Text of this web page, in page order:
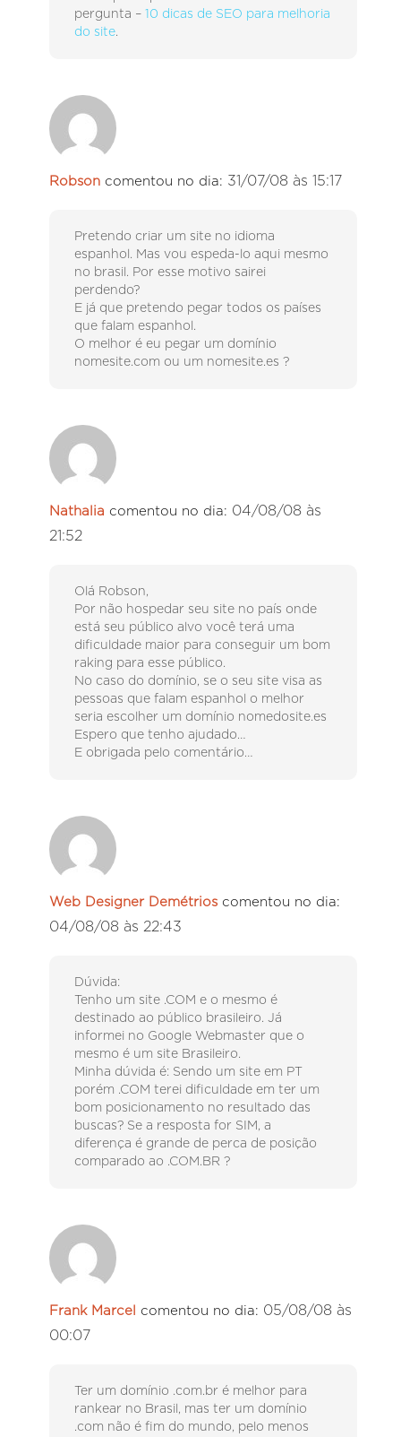
pergunta – 10 dicas de SEO para melhoria
do site.
Robson comentou no dia: 31/07/08 às 15:17
Pretendo criar um site no idioma
espanhol. Mas vou espeda-lo aqui mesmo
no brasil. Por esse motivo sairei
perdendo?
E já que pretendo pegar todos os países
que falam espanhol.
O melhor é eu pegar um domínio
nomesite.com ou um nomesite.es ?
Nathalia comentou no dia: 04/08/08 às
21:52
Olá Robson,
Por não hospedar seu site no país onde
está seu público alvo você terá uma
dificuldade maior para conseguir um bom
raking para esse público.
No caso do domínio, se o seu site visa as
pessoas que falam espanhol o melhor
seria escolher um domínio nomedosite.es
Espero que tenho ajudado…
E obrigada pelo comentário…
Web Designer Demétrios comentou no dia:
04/08/08 às 22:43
Dúvida:
Tenho um site .COM e o mesmo é
destinado ao público brasileiro. Já
informei no Google Webmaster que o
mesmo é um site Brasileiro.
Minha dúvida é: Sendo um site em PT
porém .COM terei dificuldade em ter um
bom posicionamento no resultado das
buscas? Se a resposta for SIM, a
diferença é grande de perca de posição
comparado ao .COM.BR ?
Frank Marcel comentou no dia: 05/08/08 às
00:07
Ter um domínio .com.br é melhor para
rankear no Brasil, mas ter um domínio
.com não é fim do mundo, pelo menos